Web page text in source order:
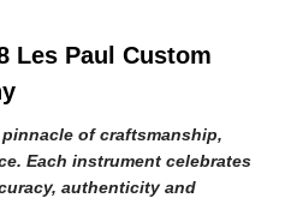
Les Paul Custom
of craftsmanship,
Each instrument celebrates
authenticity and